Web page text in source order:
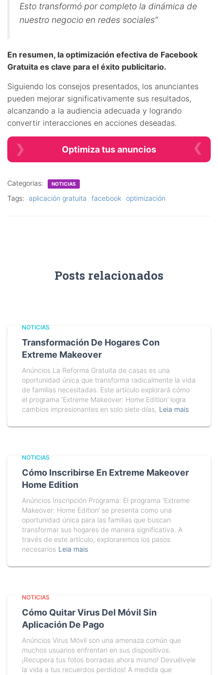
Esto transformó por completo la dinámica de
nuestro negocio en redes sociales”
En resumen, la optimización efectiva de Facebook
Gratuita es clave para el éxito publicitario.
Siguiendo los consejos presentados, los anunciantes
pueden mejorar significativamente sus resultados,
alcanzando a la audiencia adecuada y logrando
convertir interacciones en acciones deseadas.
Optimiza tus anuncios
Categorias: NOTICIAS
Tags: aplicación gratuita facebook optimización
Posts relacionados
NOTICIAS
Transformación De Hogares Con
Extreme Makeover
Anúncios La Reforma Gratuita de casas es una
oportunidad única que transforma radicalmente la vida
de familias necesitadas. Este artículo explorará cómo
el programa ‘Extreme Makeover: Home Edition’ logra
cambios impresionantes en solo siete días, Leia mais
NOTICIAS
Cómo Inscribirse En Extreme Makeover
Home Edition
Anúncios Inscripción Programa: El programa ‘Extreme
Makeover: Home Edition’ se presenta como una
oportunidad única para las familias que buscan
transformar sus hogares de manera significativa. A
través de este artículo, exploraremos los pasos
necesarios Leia mais
NOTICIAS
Cómo Quitar Virus Del Móvil Sin
Aplicación De Pago
Anúncios Virus Móvil son una amenaza común que
muchos usuarios enfrentan en sus dispositivos.
¡Recupera tus fotos borradas ahora mismo! Devuélvele
la vida a tus recuerdos perdidos! A medida que